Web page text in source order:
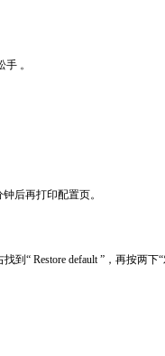
。
钟后再打印配置页。
找到 “ Restore default ” ，再按两下“